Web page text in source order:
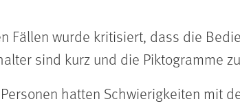
Fällen wurde kritisiert, dass die
sind kurz und die Piktogramme
hatten Schwierigkeiten mit